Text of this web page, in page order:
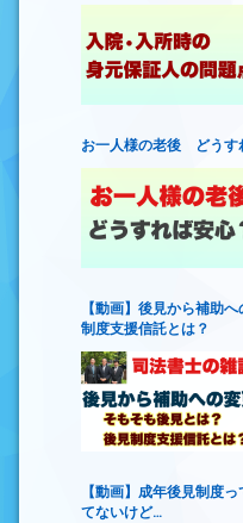
お一人様の老後 どうす
【動画】後見から補助
制度支援信託とは？
【動画】成年後見制度
てないけど…